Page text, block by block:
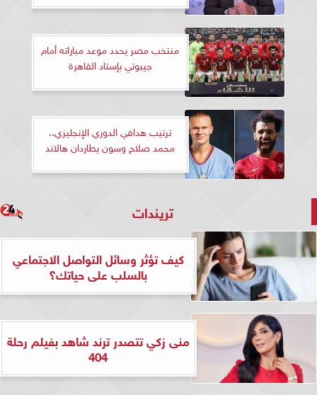
منتخب مصر يحدد موعد مباراته أمام
جيبوتي بإستاد القاهرة
ترتيب هدافي الدوري الإنجليزي..
محمد صلاح وسون يطاردان هالاند
تريندات
كيف تؤثر وسائل التواصل الاجتماعي
بالسلب على حياتك؟
منى زكي تتصدر ترند شاهد بفيلم رحلة
404